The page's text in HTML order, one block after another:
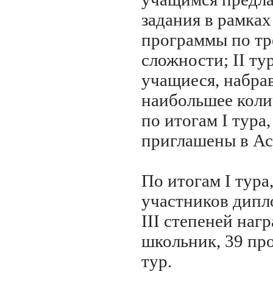
задания в
программы по
сложности; II
учащиеся,
наибольшее
по итогам I
приглашены в
По итогам I
участников
III степеней
школьник, 39
тур.